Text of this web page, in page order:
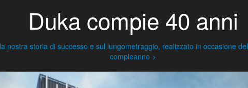
Duka compie 40 anni
nostra storia di successo e sul lungometraggio, realizzato in occasione
compleanno >